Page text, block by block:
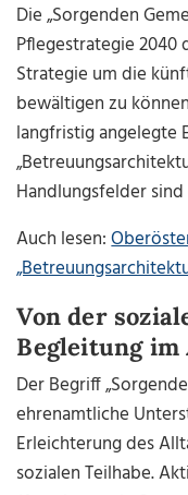
Die „Sorgenden
Pflegestrategie 2040
Strategie um die
bewältigen zu
langfristig angelegte
Handlungsfelder
Auch lesen:
Von der
Begleitung im
Der Begriff
ehrenamtliche
Erleichterung des
sozialen Teilhabe.